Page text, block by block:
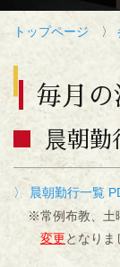
トップページ 〉
毎月
晨朝勤
〉 晨朝勤行一覧
※常例布教、土
変更となりま